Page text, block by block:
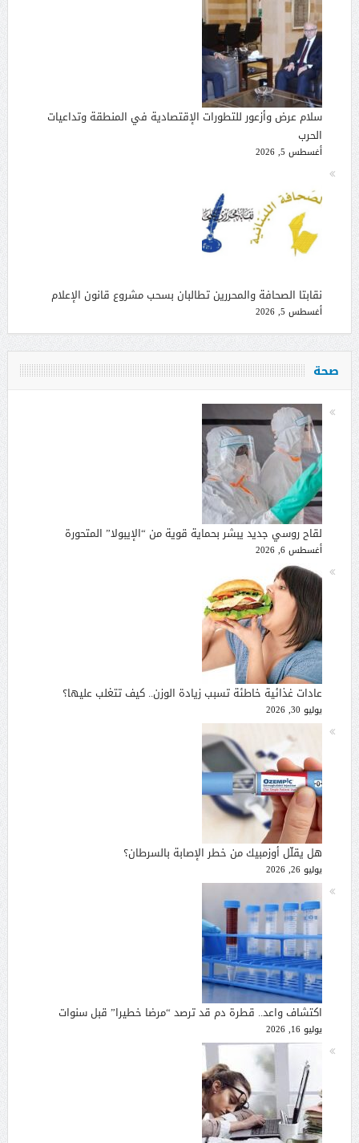
سلام عرض وأزعور للتطورات الإقتصادية في المنطقة وتداعيات
الحرب
أغسطس 5, 2026
نقابتا الصحافة والمحررين تطالبان بسحب مشروع قانون الإعلام
أغسطس 5, 2026
صحة
لقاح روسي جديد يبشر بحماية قوية من “الإيبولا” المتحورة
أغسطس 6, 2026
عادات غذائية خاطئة تسبب زيادة الوزن.. كيف تتغلب عليها؟
يوليو 30, 2026
هل يقلّل أوزمبيك من خطر الإصابة بالسرطان؟
يوليو 26, 2026
اكتشاف واعد.. قطرة دم قد ترصد “مرضا خطيرا” قبل سنوات
يوليو 16, 2026